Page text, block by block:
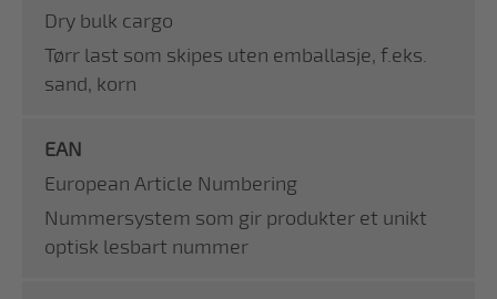
Dry bulk cargo
Tørr last som skipes uten emballasje, f.eks.
sand, korn
EAN
European Article Numbering
Nummersystem som gir produkter et unikt
optisk lesbart nummer